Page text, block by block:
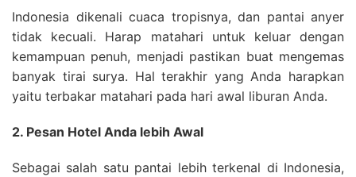
Indonesia dikenali cuaca tropisnya, dan pantai anyer
tidak kecuali. Harap matahari untuk keluar dengan
kemampuan penuh, menjadi pastikan buat mengemas
banyak tirai surya. Hal terakhir yang Anda harapkan
yaitu terbakar matahari pada hari awal liburan Anda.
2. Pesan Hotel Anda lebih Awal
Sebagai salah satu pantai lebih terkenal di Indonesia,